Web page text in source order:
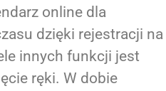
online dla
dzięki rejestracji na
innych funkcji jest
ręki. W dobie